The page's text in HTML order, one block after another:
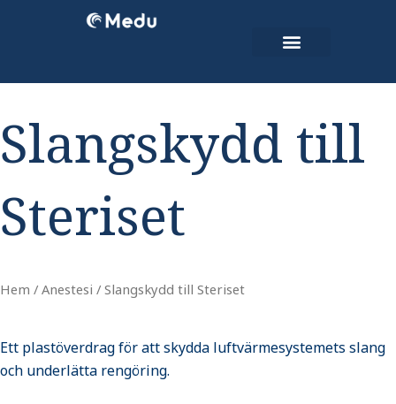
Slangskydd till
Steriset
Hem / Anestesi / Slangskydd till Steriset
Ett plastöverdrag för att skydda luftvärmesystemets slang
och underlätta rengöring.